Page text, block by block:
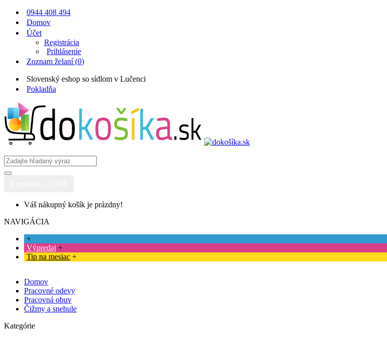
0944 408 494
Domov
Účet
Registrácia
Prihlásenie
Zoznam želaní (0)
Slovenský eshop so sídlom v Lučenci
Pokladňa
Váš nákupný košík je prázdny!
NAVIGÁCIA
+
Výpredaj +
Tip na mesiac +
Domov
Pracovné odevy
Pracovná obuv
Čižmy a snehule
Kategórie